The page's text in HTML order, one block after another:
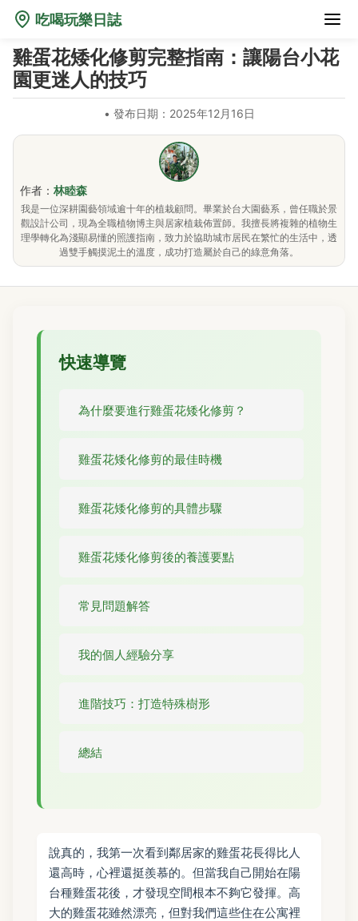
吃喝玩樂日誌
雞蛋花矮化修剪完整指南：讓陽台小花
園更迷人的技巧
• 發布日期：2025年12月16日
作者： 林睦森
我是一位深耕園藝領域逾十年的植栽顧問。畢業於台大園藝系，曾任職於景
觀設計公司，現為全職植物博主與居家植栽佈置師。我擅長將複雜的植物生
理學轉化為淺顯易懂的照護指南，致力於協助城市居民在繁忙的生活中，透
過雙手觸摸泥土的溫度，成功打造屬於自己的綠意角落。
快速導覽
為什麼要進行雞蛋花矮化修剪？
雞蛋花矮化修剪的最佳時機
雞蛋花矮化修剪的具體步驟
雞蛋花矮化修剪後的養護要點
常見問題解答
我的個人經驗分享
進階技巧：打造特殊樹形
總結
說真的，我第一次看到鄰居家的雞蛋花長得比人
還高時，心裡還挺羨慕的。但當我自己開始在陽
台種雞蛋花後，才發現空間根本不夠它發揮。高
大的雞蛋花雖然漂亮，但對我們這些住在公寓裡